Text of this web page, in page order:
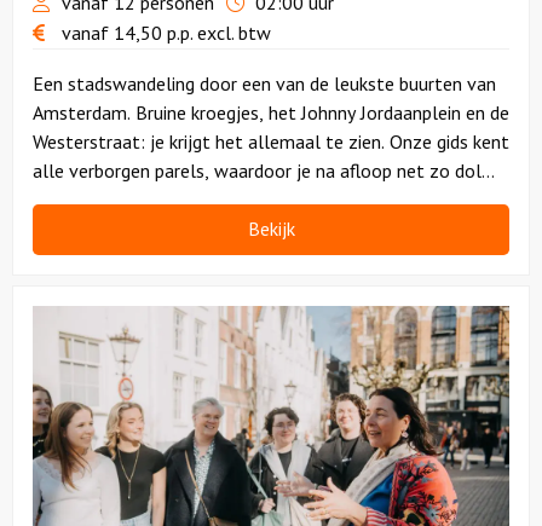
vanaf 14,50 p.p. excl. btw
Een stadswandeling door een van de leukste buurten van
Amsterdam. Bruine kroegjes, het Johnny Jordaanplein en de
Westerstraat: je krijgt het allemaal te zien. Onze gids kent
alle verborgen parels, waardoor je na afloop net zo dol
bent op de Jordaan als wij!
Bekijk
Bekijk
binnenstad
wandeling